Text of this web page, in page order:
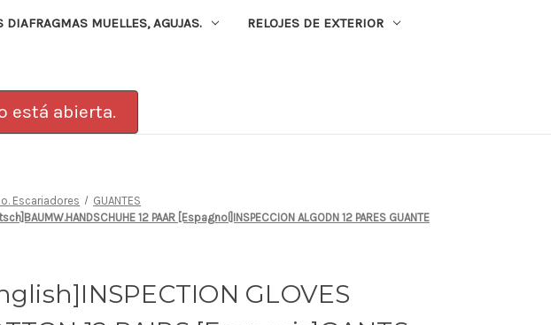
MUELLES, AGUJAS. RELOJES DE EXTERIOR
está abierta.
Escariadores
GUANTES
12 PAAR [Espagnol]INSPECCION ALGODN 12 PARES GUANTE
GLOVES